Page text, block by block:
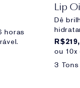
horas
Lip
Dê
ou
3 Tons